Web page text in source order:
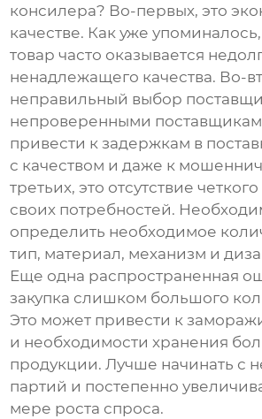
консилера? Во-первых, это
качестве. Как уже
товар часто оказывается
ненадлежащего качества. Во-
неправильный выбор
непроверенными
привести к задержкам в
с качеством и даже к
третьих, это отсутствие
своих потребностей.
определить необходимое
тип, материал, механизм и
Еще одна распространенная
закупка слишком большого
Это может привести к
и необходимости хранения
продукции. Лучше начинать с
партий и постепенно
мере роста спроса.